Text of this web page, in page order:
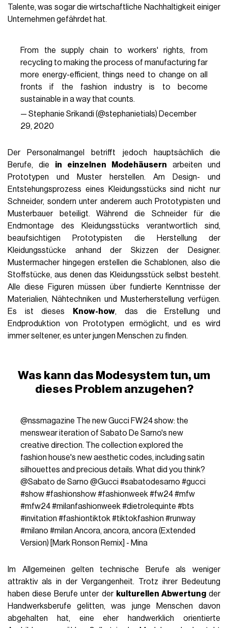
Talente, was sogar die wirtschaftliche Nachhaltigkeit einiger
Unternehmen gefährdet hat.
From the supply chain to workers' rights, from
recycling to making the process of manufacturing far
more energy-efficient, things need to change on all
fronts if the fashion industry is to become
sustainable in a way that counts.
— Stephanie Srikandi (@stephanietials) December
29, 2020
Der Personalmangel betrifft jedoch hauptsächlich die
Berufe, die in einzelnen Modehäusern arbeiten und
Prototypen und Muster herstellen. Am Design- und
Entstehungsprozess eines Kleidungsstücks sind nicht nur
Schneider, sondern unter anderem auch Prototypisten und
Musterbauer beteiligt. Während die Schneider für die
Endmontage des Kleidungsstücks verantwortlich sind,
beaufsichtigen Prototypisten die Herstellung der
Kleidungsstücke anhand der Skizzen der Designer.
Mustermacher hingegen erstellen die Schablonen, also die
Stoffstücke, aus denen das Kleidungsstück selbst besteht.
Alle diese Figuren müssen über fundierte Kenntnisse der
Materialien, Nähtechniken und Musterherstellung verfügen.
Es ist dieses
Know-how, das die Erstellung und
Endproduktion von Prototypen ermöglicht, und es wird
immer seltener, es unter jungen Menschen zu finden.
Was kann das Modesystem tun, um
dieses Problem anzugehen?
@nssmagazine The new Gucci FW24 show: the
menswear iteration of Sabato De Sarno's new
creative direction. The collection explored the
fashion house's new aesthetic codes, including satin
silhouettes and precious details. What did you think?
@Sabato de Sarno @Gucci #sabatodesarno #gucci
#show#fashionshow#fashionweek #fw24#mfw
#mfw24#milanfashionweek #dietrolequinte #bts
#invitation #fashiontiktok #tiktokfashion #runway
#milano #milan Ancora, ancora, ancora (Extended
Version) [Mark Ronson Remix] - Mina
Im Allgemeinen gelten technische Berufe als weniger
attraktiv als in der Vergangenheit. Trotz ihrer Bedeutung
haben diese Berufe unter der kulturellen Abwertungder
Handwerksberufe gelitten, was junge Menschen davon
abgehalten hat, eine eher handwerklich orientierte